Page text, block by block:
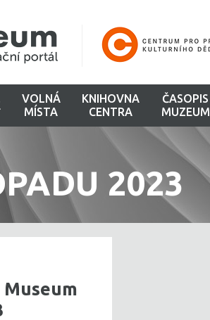
VOLNÁ
MÍSTA
KNIHOVNA
CENTRA
ČASOPIS
MUZEUM
2023